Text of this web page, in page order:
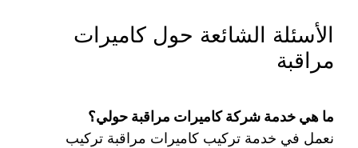
الأسئلة الشائعة حول كاميرات
مراقبة
ما هي خدمة شركة كاميرات مراقبة حولي؟
نعمل في خدمة تركيب كاميرات مراقبة تركيب